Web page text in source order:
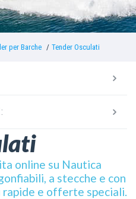
per Barche Tender Osculati
online su Nautica
a stecche e con
rapide e offerte speciali.